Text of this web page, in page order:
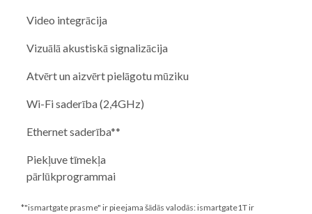
Video integrācija
Vizuālā akustiskā signalizācija
Atvērt un aizvērt pielāgotu mūziku
Wi-Fi saderība (2,4GHz)
Ethernet saderība**
Piekļuve tīmekļa
pārlūkprogrammai
*"ismartgate prasme" ir pieejama šādās valodās: ismartgate1T ir